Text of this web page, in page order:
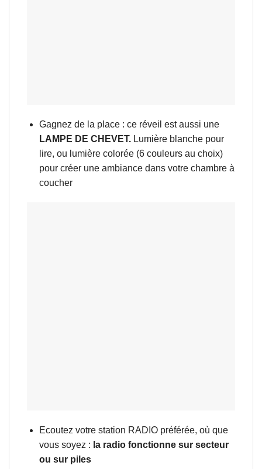
Gagnez de la place : ce réveil est aussi une
LAMPE DE CHEVET.Lumière blanche pour
lire, ou lumière colorée (6 couleurs au choix)
pour créer une ambiance dans votre chambre à
coucher
Ecoutez votre station RADIO préférée, où que
vous soyez : la radio fonctionne sur secteur
ou sur piles